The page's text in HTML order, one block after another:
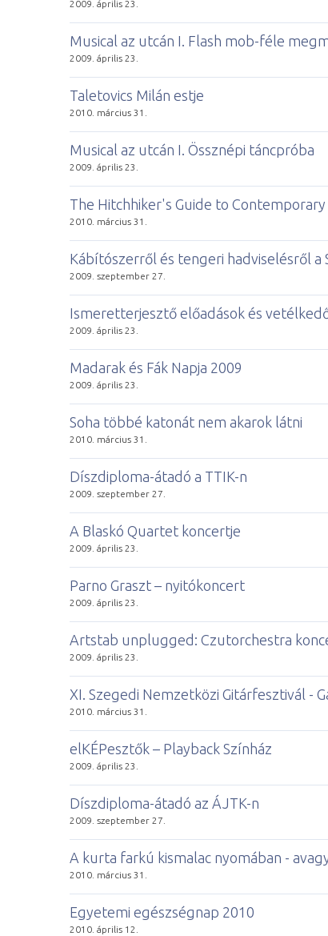
2009. április 23.
Musical az utcán I. Flash mob-féle
2009. április 23.
Taletovics Milán estje
2010. március 31.
Musical az utcán I. Össznépi táncpróba
2009. április 23.
The Hitchhiker's Guide to
2010. március 31.
Kábítószerről és tengeri hadviselésről a
2009. szeptember 27.
Ismeretterjesztő előadások és
2009. április 23.
Madarak és Fák Napja 2009
2009. április 23.
Soha többé katonát nem akarok látni
2010. március 31.
Díszdiploma-átadó a TTIK-n
2009. szeptember 27.
A Blaskó Quartet koncertje
2009. április 23.
Parno Graszt – nyitókoncert
2009. április 23.
Artstab unplugged: Czutorchestra
2009. április 23.
XI. Szegedi Nemzetközi Gitárfesztivál -
2010. március 31.
elKÉPesztők – Playback Színház
2009. április 23.
Díszdiploma-átadó az ÁJTK-n
2009. szeptember 27.
A kurta farkú kismalac nyomában -
2010. március 31.
Egyetemi egészségnap 2010
2010. április 12.